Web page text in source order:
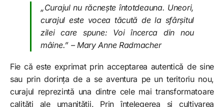
„Curajul nu răcnește întotdeauna. Uneori,
curajul este vocea tăcută de la sfârșitul
zilei care spune: Voi încerca din nou
mâine.” – Mary Anne Radmacher
Fie că este exprimat prin acceptarea autentică de sine
sau prin dorința de a se aventura pe un teritoriu nou,
curajul reprezintă una dintre cele mai transformatoare
calități ale umanității. Prin înțelegerea și cultivarea